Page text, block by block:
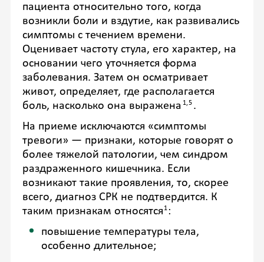
пациента относительно того, когда
возникли боли и вздутие, как развивались
симптомы с течением времени.
Оценивает частоту стула, его характер, на
основании чего уточняется форма
заболевания. Затем он осматривает
живот, определяет, где располагается
боль, насколько она выражена 1,5 .
На приеме исключаются «симптомы
тревоги» — признаки, которые говорят о
более тяжелой патологии, чем синдром
раздраженного кишечника. Если
возникают такие проявления, то, скорее
всего, диагноз СРК не подтвердится. К
таким признакам относятся 1 :
повышение температуры тела,
особенно длительное;